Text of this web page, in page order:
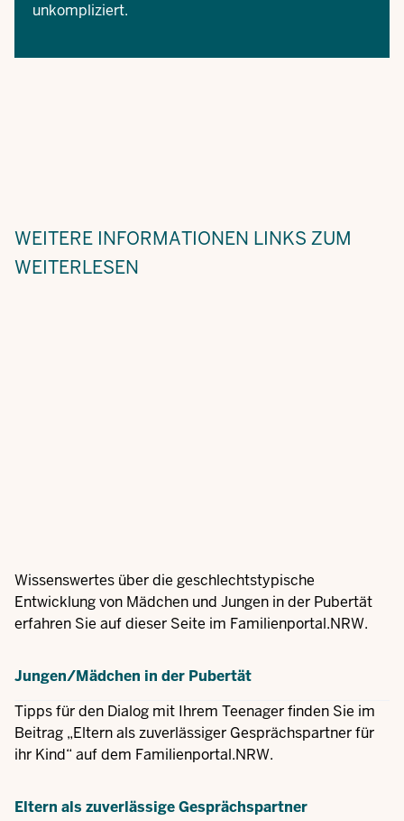
unkompliziert.
WEITERE INFORMATIONEN LINKS ZUM
WEITERLESEN
Wissenswertes über die geschlechtstypische
Entwicklung von Mädchen und Jungen in der Pubertät
erfahren Sie auf dieser Seite im Familienportal.NRW.
Jungen/Mädchen in der Pubertät
Tipps für den Dialog mit Ihrem Teenager finden Sie im
Beitrag „Eltern als zuverlässiger Gesprächspartner für
ihr Kind“ auf dem Familienportal.NRW.
Eltern als zuverlässige Gesprächspartner